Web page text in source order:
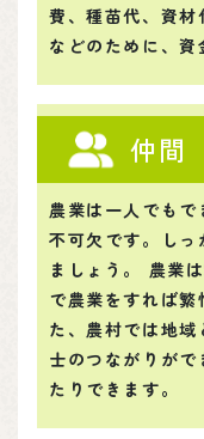
費、種苗代、資材
などのために、資
仲間
農業は一人でも
不可欠です。しっ
ましょう。 農業
で農業をすれば
た、農村では地
士のつながりが
たりできます。